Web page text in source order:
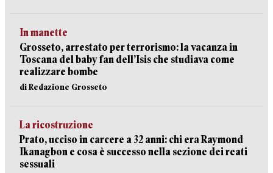
In manette
Grosseto, arrestato per terrorismo: la vacanza in
Toscana del baby fan dell’Isis che studiava come
realizzare bombe
di Redazione Grosseto
La ricostruzione
Prato, ucciso in carcere a 32 anni: chi era Raymond
Ikanagbon e cosa è successo nella sezione dei reati
sessuali